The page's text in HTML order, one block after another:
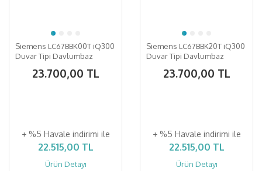
Siemens LC67BBK00T iQ300
Duvar Tipi Davlumbaz
23.700,00 TL
+ %5 Havale indirimi ile
22.515,00 TL
Ürün Detayı
Siemens LC67BBK20T iQ300
Duvar Tipi Davlumbaz
23.700,00 TL
+ %5 Havale indirimi ile
22.515,00 TL
Ürün Detayı